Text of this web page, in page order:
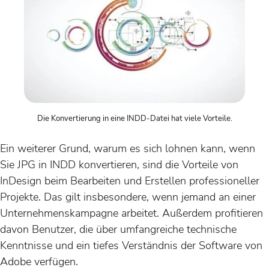
Die Konvertierung in eine INDD-Datei hat viele Vorteile.
Ein weiterer Grund, warum es sich lohnen kann, wenn
Sie JPG in INDD konvertieren, sind die Vorteile von
InDesign beim Bearbeiten und Erstellen professioneller
Projekte. Das gilt insbesondere, wenn jemand an einer
Unternehmenskampagne arbeitet. Außerdem profitieren
davon Benutzer, die über umfangreiche technische
Kenntnisse und ein tiefes Verständnis der Software von
Adobe verfügen.